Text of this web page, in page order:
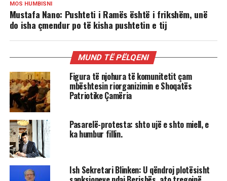
MOS HUMBISNI
Mustafa Nano: Pushteti i Ramës është i frikshëm, unë
do isha çmendur po të kisha pushtetin e tij
MUND TË PËLQENI
Figura të njohura të komunitetit çam
mbështesin riorganizimin e Shoqatës
Patriotike Çamëria
Pasarelë-protesta: shto ujë e shto miell, e
ka humbur fillin.
Ish Sekretari Blinken: U qëndroj plotësisht